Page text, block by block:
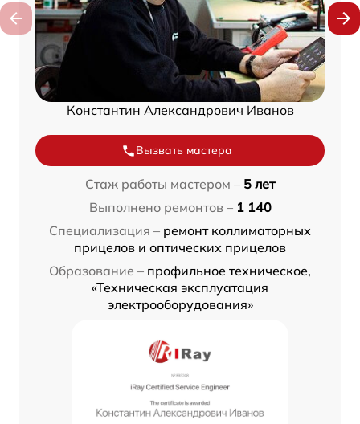
Константин Александрович Иванов
Вызвать мастера
Стаж работы мастером – 5 лет
Выполнено ремонтов – 1 140
Специализация – ремонт коллиматорных
прицелов и оптических прицелов
Образование – профильное техническое,
«Техническая эксплуатация
электрооборудования»